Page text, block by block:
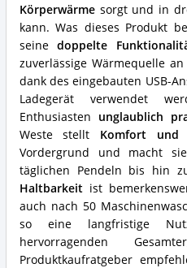
Körperwärmesorgt und in
kann. Was dieses Produkt
seinedoppelte
zuverlässige Wärmequelle
dank des eingebauten USB-
Ladegerät verwendet
Enthusiasten unglaublich
Weste stellt Komfort und
Vordergrund und macht
täglichen Pendeln bis hin
Haltbarkeit ist
auch nach 50
so eine langfristige
hervorragenden
Produktkaufratgeber